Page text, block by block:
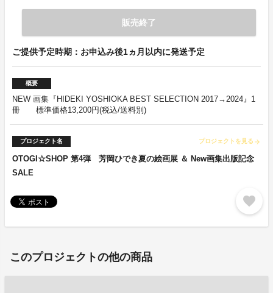
販売終了
ご提供予定時期：お申込み後1ヵ月以内に発送予定
概要
NEW 画集『HIDEKI YOSHIOKA BEST SELECTION 2017→2024』1
冊 標準価格13,200円(税込/送料別)
プロジェクト名 プロジェクトを見る arrow_forward
OTOGI☆SHOP 第4弾 芳岡ひでき夏の絵画展 ＆ New画集出版記念
SALE
favorite
このプロジェクトの他の商品